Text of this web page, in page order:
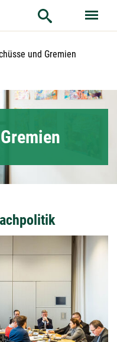
Seite:und Gremien